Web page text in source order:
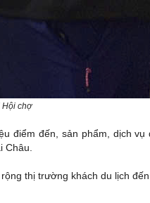
Hội chợ
điểm đến, sản phẩm, dịch vụ
Châu.
thị trường khách du lịch đến